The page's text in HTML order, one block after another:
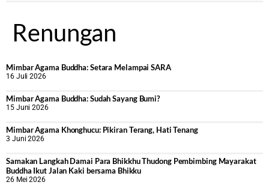
Renungan
Mimbar Agama Buddha: Setara Melampai SARA
16 Juli 2026
Mimbar Agama Buddha: Sudah Sayang Bumi?
15 Juni 2026
Mimbar Agama Khonghucu: Pikiran Terang, Hati Tenang
3 Juni 2026
Samakan Langkah Damai Para Bhikkhu Thudong Pembimbing Mayarakat
Buddha Ikut Jalan Kaki bersama Bhikku
26 Mei 2026